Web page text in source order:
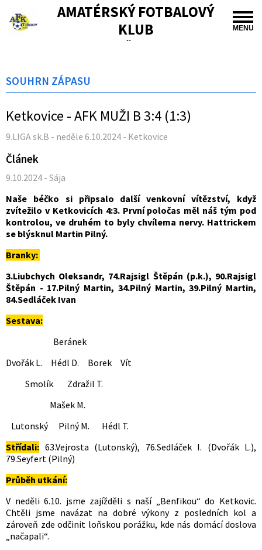
MENU
AMATÉRSKÝ FOTBALOVÝ
KLUB
TIŠNOV
SOUHRN ZÁPASU
Ketkovice - AFK MUŽI B 3:4 (1:3)
9.LIGA sk.B - neděle 6.10.2024 - Ketkovice
Článek
9.10.2024 - Sája
Naše béčko si připsalo další venkovní vítězství, když
zvítežilo v Ketkovicích 4:3. První poločas měl náš tým pod
kontrolou, ve druhém to byly chvílema nervy. Hattrickem
se blýsknul Martin Pilný.
Branky:
3.Liubchych Oleksandr, 74.Rajsigl Štěpán (p.k.), 90.Rajsigl
Štěpán - 17.Pilný Martin, 34.Pilný Martin, 39.Pilný Martin,
84.Sedláček Ivan
Sestava:
Beránek
Dvořák L. Hédl D. Borek Vít
Smolík Zdražil T.
Mašek M.
Lutonský Pilný M. Hédl T.
Střídali: 63.Vejrosta (Lutonský), 76.Sedláček I. (Dvořák L.),
79.Seyfert (Pilný)
Průběh utkání:
V neděli 6.10. jsme zajížděli s naší „Benfikou“ do Ketkovic.
Chtěli jsme navázat na dobré výkony z posledních kol a
zároveň zde odčinit loňskou porážku, kde nás domácí doslova
„načapali“.